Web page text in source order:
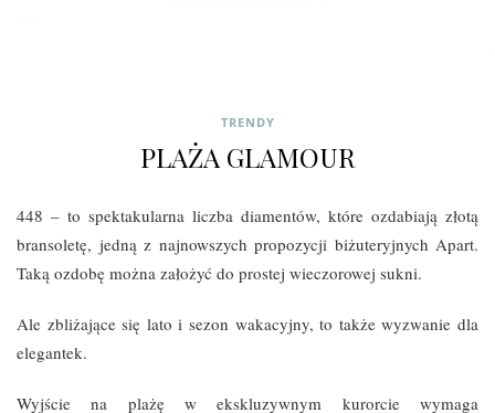
TRENDY
PLAŻA GLAMOUR
448 – to spektakularna liczba diamentów, które ozdabiają złotą
bransoletę, jedną z najnowszych propozycji biżuteryjnych Apart.
Taką ozdobę można założyć do prostej wieczorowej sukni.
Ale zbliżające się lato i sezon wakacyjny, to także wyzwanie dla
elegantek.
Wyjście na plażę w ekskluzywnym kurorcie wymaga